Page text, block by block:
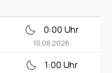
bedtime 0:00 Uhr
10.08.2026
bedtime 1:00 Uhr